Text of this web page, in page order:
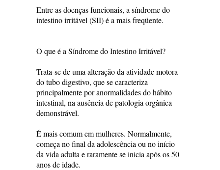
Entre as doenças funcionais, a síndrome do
intestino irritável (SII) é a mais freqüente.
O que é a Síndrome do Intestino Irritável?
Trata-se de uma alteração da atividade motora
do tubo digestivo, que se caracteriza
principalmente por anormalidades do hábito
intestinal, na ausência de patologia orgânica
demonstrável.
É mais comum em mulheres. Normalmente,
começa no final da adolescência ou no início
da vida adulta e raramente se inicia após os 50
anos de idade.